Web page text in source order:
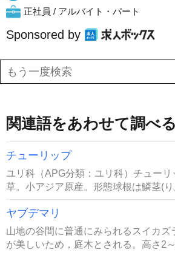
正社員 / アルバイト・パート
Sponsored by
関連語をあわせて調べる
チューリップ
ユリ科（APG分類：ユリ科）チュー
草。小アジア原産。形態球根は鱗茎(
ヤブデマリ
山地の谷間に普通にみられるスイカズ
が美しいため，庭木とされる。高さ2